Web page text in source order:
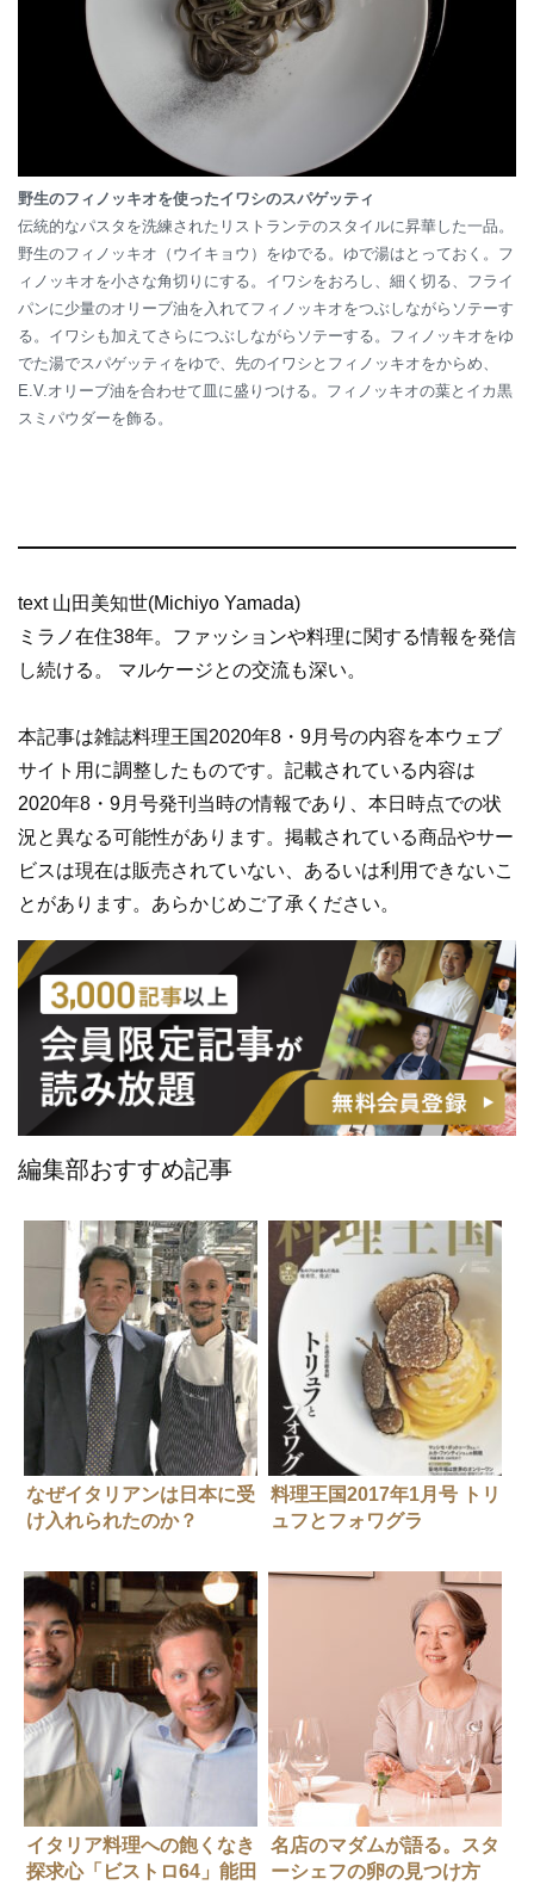
野生のフィノッキオを使ったイワシのスパゲッティ
伝統的なパスタを洗練されたリストランテのスタイルに昇華した一品。
野生のフィノッキオ（ウイキョウ）をゆでる。ゆで湯はとっておく。フ
ィノッキオを小さな角切りにする。イワシをおろし、細く切る、フライ
パンに少量のオリーブ油を入れてフィノッキオをつぶしながらソテーす
る。イワシも加えてさらにつぶしながらソテーする。フィノッキオをゆ
でた湯でスパゲッティをゆで、先のイワシとフィノッキオをからめ、
E.V.オリーブ油を合わせて皿に盛りつける。フィノッキオの葉とイカ黒
スミパウダーを飾る。
text 山田美知世(Michiyo Yamada)
ミラノ在住38年。ファッションや料理に関する情報を発信
し続ける。 マルケージとの交流も深い。
本記事は雑誌料理王国2020年8・9月号の内容を本ウェブ
サイト用に調整したものです。記載されている内容は
2020年8・9月号発刊当時の情報であり、本日時点での状
況と異なる可能性があります。掲載されている商品やサー
ビスは現在は販売されていない、あるいは利用できないこ
とがあります。あらかじめご了承ください。
編集部おすすめ記事
なぜイタリアンは日本に受
け入れられたのか？
料理王国2017年1月号 トリ
ュフとフォワグラ
イタリア料理への飽くなき
探求心「ビストロ64」能田
名店のマダムが語る。スタ
ーシェフの卵の見つけ方